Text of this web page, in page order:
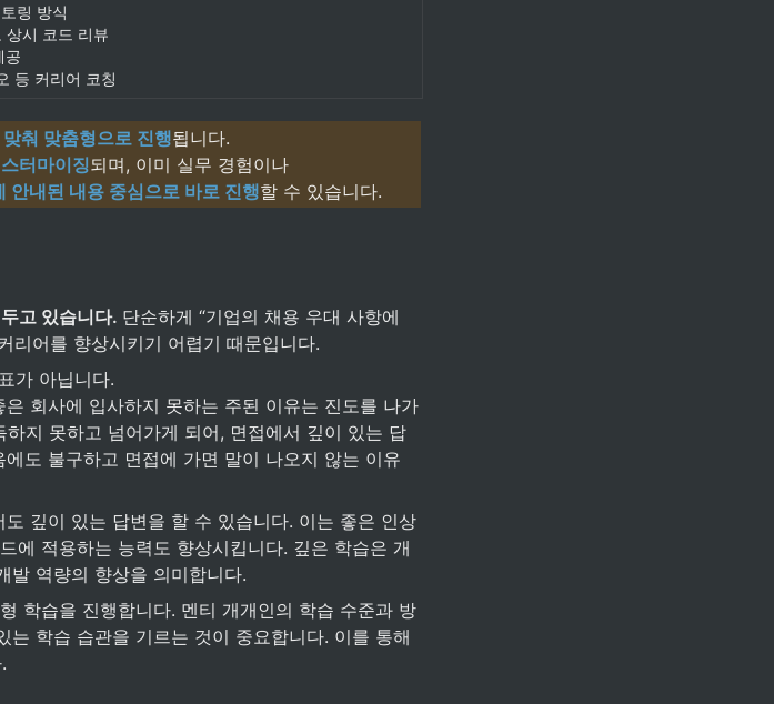
등 커리어 코칭
춰 맞춤형으로 진행됩니다.
터마이징되며, 이미 실무 경험이나
안내된 내용 중심으로 바로 진행할 수 있습니다.
고 있습니다. 단순하게 “기업의 채용 우대 사항에
리어를 향상시키기 어렵기 때문입니다.
가 아닙니다.
회사에 입사하지 못하는 주된 이유는 진도를 나가
지 못하고 넘어가게 되어, 면접에서 깊이 있는 답
도 불구하고 면접에 가면 말이 나오지 않는 이유
깊이 있는 답변을 할 수 있습니다. 이는 좋은 인상
에 적용하는 능력도 향상시킵니다. 깊은 학습은 개
발 역량의 향상을 의미합니다.
학습을 진행합니다. 멘티 개개인의 학습 수준과 방
학습 습관을 기르는 것이 중요합니다. 이를 통해